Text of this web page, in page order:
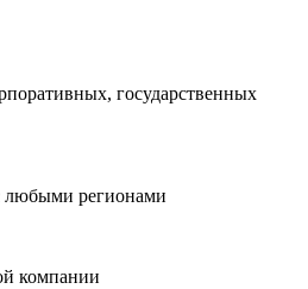
государственных
любыми регионами
компании